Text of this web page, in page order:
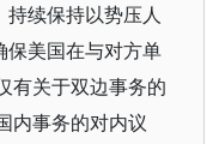
持续保持以势压人
保美国在与对方单
有关于双边事务的
内事务的对内议